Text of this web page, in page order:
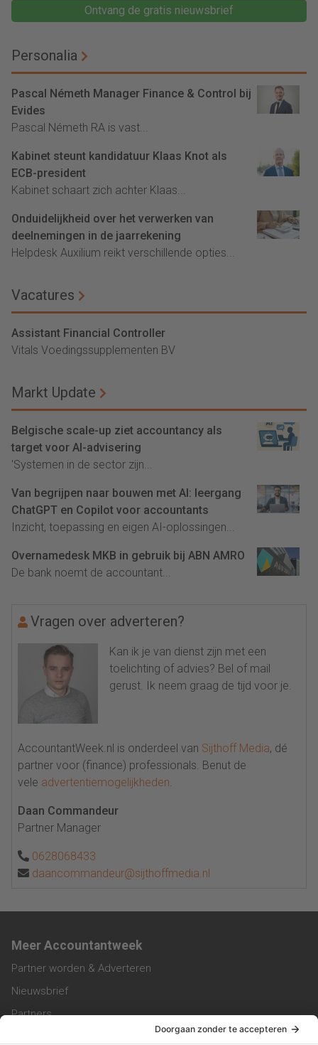
Ontvang de gratis nieuwsbrief
Personalia
Pascal Németh Manager Finance & Control bij
Evides
Pascal Németh RA is vast...
Kabinet steunt kandidatuur Klaas Knot als
ECB-president
Kabinet schaart zich achter Klaas...
Onduidelijkheid over het verwerken van
deelnemingen in de jaarrekening
Helpdesk Auxilium reikt verschillende opties...
Vacatures
Assistant Financial Controller
Vitals Voedingssupplementen BV
Markt Update
Belgische scale-up ziet accountancy als
target voor AI-advisering
'Systemen in de sector zijn...
Van begrijpen naar bouwen met AI: leergang
ChatGPT en Copilot voor accountants
Inzicht, toepassing en eigen AI-oplossingen...
Overnamedesk MKB in gebruik bij ABN AMRO
De bank noemt de accountant...
Vragen over adverteren?
Kan ik je van dienst zijn met een
toelichting of advies? Bel of mail
gerust. Ik neem graag de tijd voor je.
AccountantWeek.nl is onderdeel van Sijthoff Media, dé
partner voor (finance) professionals. Benut de
vele advertentiemogelijkheden
Daan Commandeur
Partner Manager
0628068433
daancommandeur@sijthoffmedia.nl
Meer Accountantweek
Partner worden & Adverteren
Nieuwsbrief
Partners